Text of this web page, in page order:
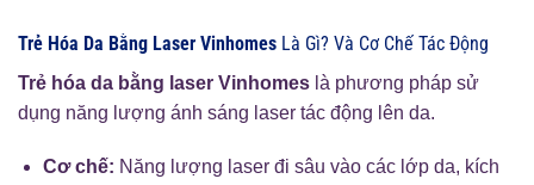
Trẻ Hóa Da Bằng Laser Vinhomes Là Gì? Và Cơ Chế Tác Động
Trẻ hóa da bằng laser Vinhomes là phương pháp sử
dụng năng lượng ánh sáng laser tác động lên da.
Cơ chế: Năng lượng laser đi sâu vào các lớp da, kích